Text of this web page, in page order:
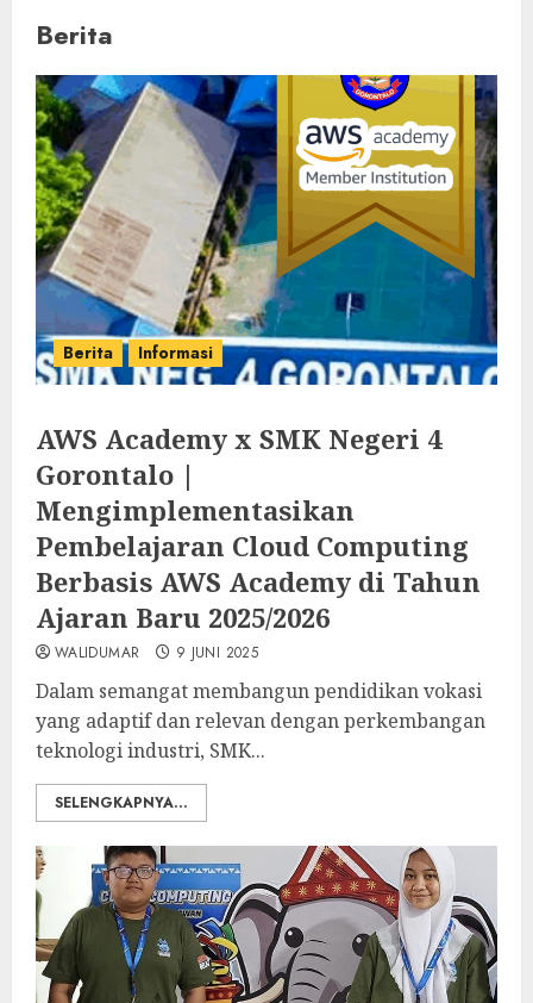
Berita
Berita Informasi
AWS Academy x SMK Negeri 4
Gorontalo |
Mengimplementasikan
Pembelajaran Cloud Computing
Berbasis AWS Academy di Tahun
Ajaran Baru 2025/2026
WALIDUMAR 9 JUNI 2025
Dalam semangat membangun pendidikan vokasi
yang adaptif dan relevan dengan perkembangan
teknologi industri, SMK...
SELENGKAPNYA...